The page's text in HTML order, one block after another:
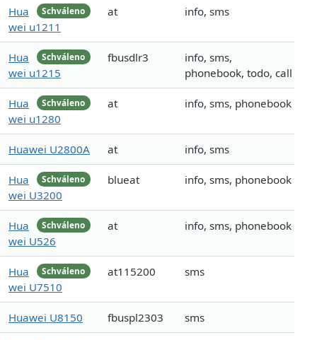
Schváleno
Hua
wei u1211
at info, sms
Schváleno
Hua
wei u1215
fbusdlr3
info, sms,
phonebook, todo, call
Schváleno
Hua
wei u1280
at info, sms, phonebook
Huawei U2800A at info, sms
Schváleno
Hua
wei U3200
blueat info, sms, phonebook
Schváleno
Hua
wei U526
at info, sms, phonebook
Schváleno
Hua
wei U7510
at115200 sms
Huawei U8150 fbuspl2303 sms